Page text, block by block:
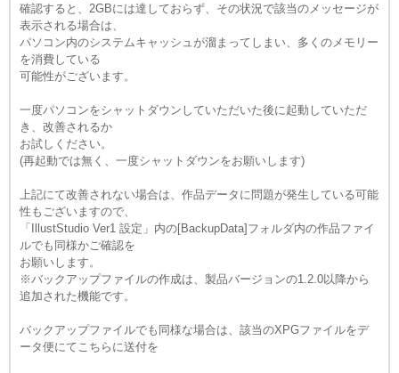
確認すると、2GBには達しておらず、その状況で該当のメッセージが
表示される場合は、
パソコン内のシステムキャッシュが溜まってしまい、多くのメモリー
を消費している
可能性がございます。
一度パソコンをシャットダウンしていただいた後に起動していただ
き、改善されるか
お試しください。
(再起動では無く、一度シャットダウンをお願いします)
上記にて改善されない場合は、作品データに問題が発生している可能
性もございますので、
「IllustStudio Ver1 設定」内の[BackupData]フォルダ内の作品ファイ
ルでも同様かご確認を
お願いします。
※バックアップファイルの作成は、製品バージョンの1.2.0以降から
追加された機能です。
バックアップファイルでも同様な場合は、該当のXPGファイルをデ
ータ便にてこちらに送付を